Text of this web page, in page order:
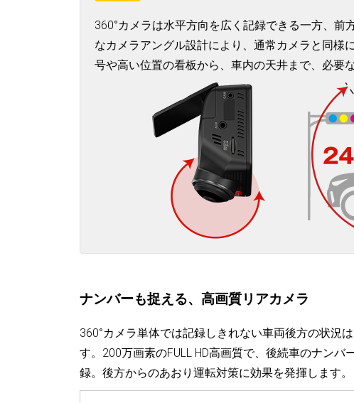
360°カメラは水平方向を広く記録できる一方、前
なカメラアングル設計により、通常カメラと同様
号や高い位置の看板から、車内の天井まで、必要
ナンバーも捉える、高画質リアカメラ
360°カメラ単体では記録しきれない車両後方の状況
す。200万画素のFULL HD高画質で、後続車のナン
録。後方からのあおり運転対策に効果を発揮します。